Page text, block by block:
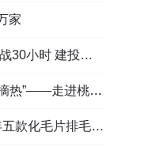
家
紧急抢修保民生用水
进桃城区贾家庄村
排毛护肠避坑指南